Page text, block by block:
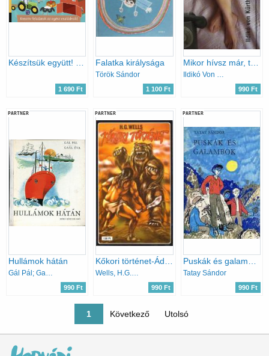
Készítsük együtt! - Állatos papírdíszek
1 690 Ft
Falatka királysága
Török Sándor
1 100 Ft
Mikor hívsz már, te gazember?
Ildikó Von Kürthy
990 Ft
PARTNER
Hullámok hátán
Gál Pál; Gaál Éva
990 Ft
PARTNER
Wells, H.G.-London, J.
990 Ft
PARTNER
Tatay Sándor
990 Ft
Jelenlegi oldal
1 Következő oldal
Következő Utolsó oldal
Utolsó